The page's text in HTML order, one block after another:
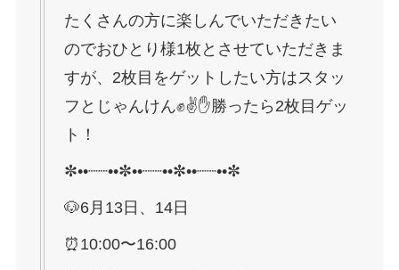
たくさんの方に楽しんでいただきたい
のでおひとり様1枚とさせていただきま
すが、2枚目をゲットしたい方はスタッ
フとじゃんけん✊✌️✋勝ったら2枚目ゲッ
ト！
✼••┈┈••✼••┈┈••✼••┈┈••✼
🐶6月13日、14日
⏰10:00〜16:00